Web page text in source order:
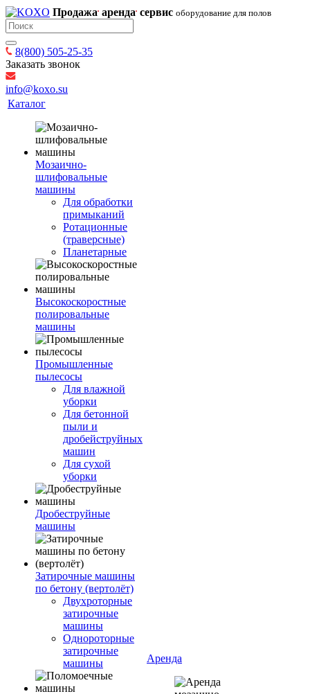
Продажа аренда сервис оборудование для полов
8(800) 505-25-35
Заказать звонок
info@koxo.su
Каталог
Мозаично-
шлифовальные
машины
Для обработки
примыканий
Ротационные
(траверсные)
Планетарные
Высокоскоростные
полировальные
машины
Промышленные
пылесосы
Для влажной
уборки
Для бетонной
пыли и
дробейструйных
машин
Для сухой
уборки
Дробеструйные
машины
Затирочные машины
по бетону (вертолёт)
Двухроторные
затирочные
машины
Однороторные
затирочные
машины
Аренда